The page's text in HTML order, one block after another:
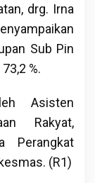
drg. Irna
Sub Pin
%.
Asisten
Rakyat,
Perangkat
(R1)